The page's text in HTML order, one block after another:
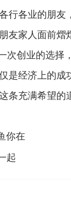
行各业的朋友
友家人面前熠
次创业的选择
是经济上的成
条充满希望的